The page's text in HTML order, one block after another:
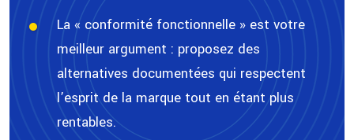
La « conformité fonctionnelle » est votre
meilleur argument : proposez des
alternatives documentées qui respectent
l’esprit de la marque tout en étant plus
rentables.